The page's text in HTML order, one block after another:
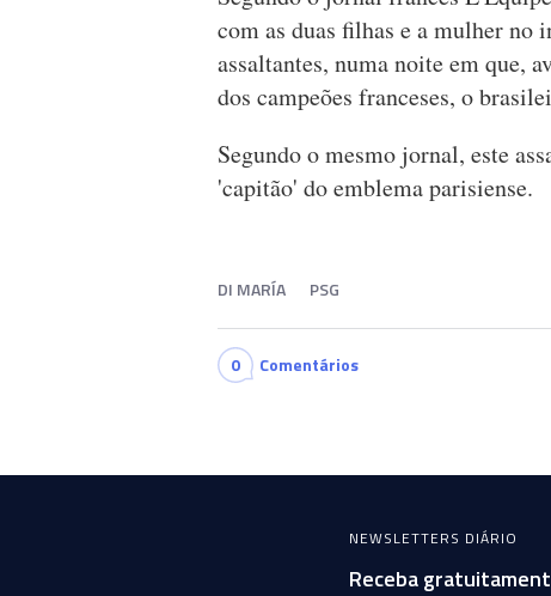
com as duas filhas e a mulher no
assaltantes, numa noite em que,
dos campeões franceses, o
Segundo o mesmo jornal, este
'capitão' do emblema parisiense.
DI MARÍA PSG
0 Comentários
NEWSLETTERS DIÁRIO
Receba